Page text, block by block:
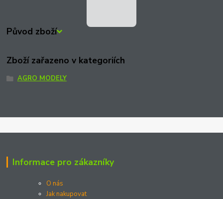
Původ zboží
Zboží zařazeno v kategoriích
AGRO MODELY
Informace pro zákazníky
O nás
Jak nakupovat